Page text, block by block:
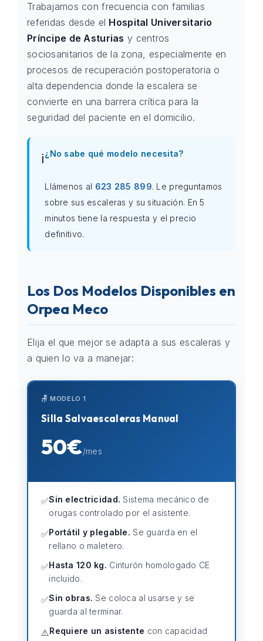
Trabajamos con frecuencia con familias
referidas desde el Hospital Universitario
Príncipe de Asturias y centros
sociosanitarios de la zona, especialmente en
procesos de recuperación postoperatoria o
alta dependencia donde la escalera se
convierte en una barrera crítica para la
seguridad del paciente en el domicilio.
ℹ️¿No sabe qué modelo necesita?
Llámenos al 623 285 899. Le preguntamos
sobre sus escaleras y su situación. En 5
minutos tiene la respuesta y el precio
definitivo.
Los Dos Modelos Disponibles en
Orpea Meco
Elija el que mejor se adapta a sus escaleras y
a quien lo va a manejar:
🪑 MODELO 1
Silla Salvaescaleras Manual
50€/mes
✅Sin electricidad. Sistema mecánico de
orugas controlado por el asistente.
✅Portátil y plegable. Se guarda en el
rellano o maletero.
✅Hasta 120 kg. Cinturón homologado CE
incluido.
✅Sin obras. Se coloca al usarse y se
guarda al terminar.
⚠️Requiere un asistente con capacidad